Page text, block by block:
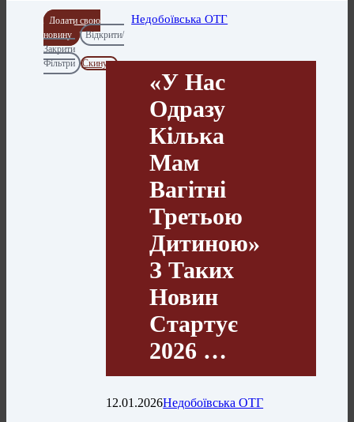
Додати свою
новину
Відкрити/
Закрити
Фільтри
Скинути
Недобоївська ОТГ
«У Нас
Одразу
Кілька
Мам
Вагітні
Третьою
Дитиною»
З Таких
Новин
Стартує
2026 …
12.01.2026Недобоївська ОТГ